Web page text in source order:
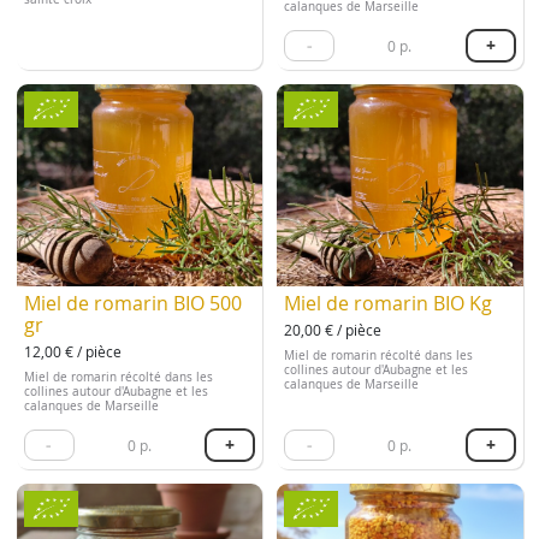
calanques de Marseille
- 0 p. +
Miel de romarin BIO 500
gr
12,00 € / pièce
Miel de romarin récolté dans les
collines autour d'Aubagne et les
calanques de Marseille
- 0p. +
Miel de romarin BIO Kg
20,00 € / pièce
Miel de romarin récolté dans les
collines autour d'Aubagne et les
calanques de Marseille
- 0 p. +